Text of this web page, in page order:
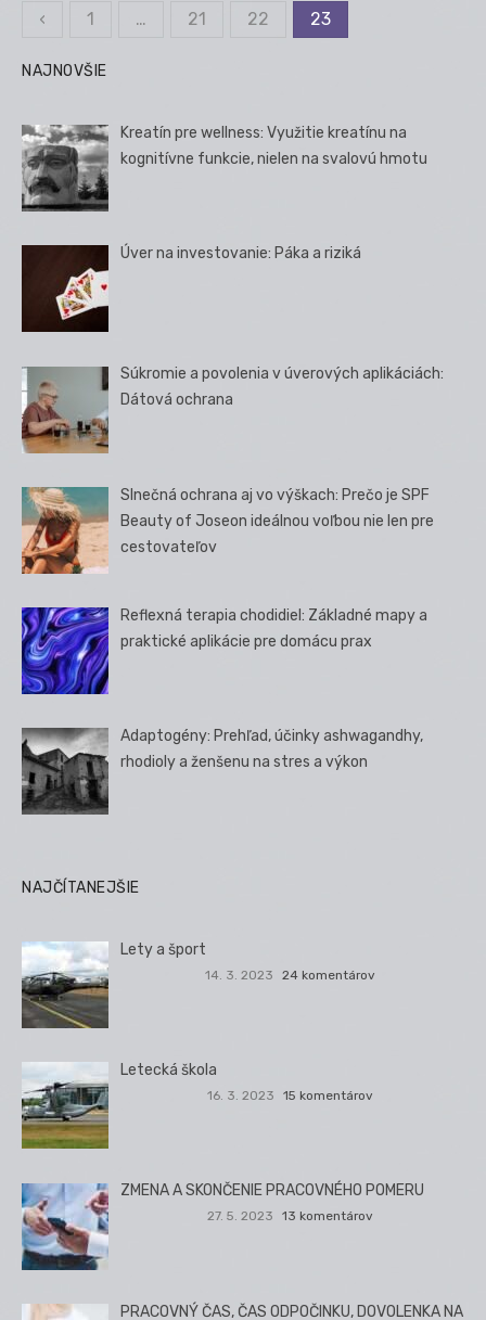
príspevkov
‹ 1 … 21 22 23
NAJNOVŠIE
Kreatín pre wellness: Využitie kreatínu na
kognitívne funkcie, nielen na svalovú hmotu
Úver na investovanie: Páka a riziká
Súkromie a povolenia v úverových aplikáciách:
Dátová ochrana
Slnečná ochrana aj vo výškach: Prečo je SPF
Beauty of Joseon ideálnou voľbou nie len pre
cestovateľov
Reflexná terapia chodidiel: Základné mapy a
praktické aplikácie pre domácu prax
Adaptogény: Prehľad, účinky ashwagandhy,
rhodioly a ženšenu na stres a výkon
NAJČÍTANEJŠIE
Lety a šport
14. 3. 2023 24 komentárov
Letecká škola
16. 3. 2023 15 komentárov
ZMENA A SKONČENIE PRACOVNÉHO POMERU
27. 5. 2023 13 komentárov
PRACOVNÝ ČAS, ČAS ODPOČINKU, DOVOLENKA NA